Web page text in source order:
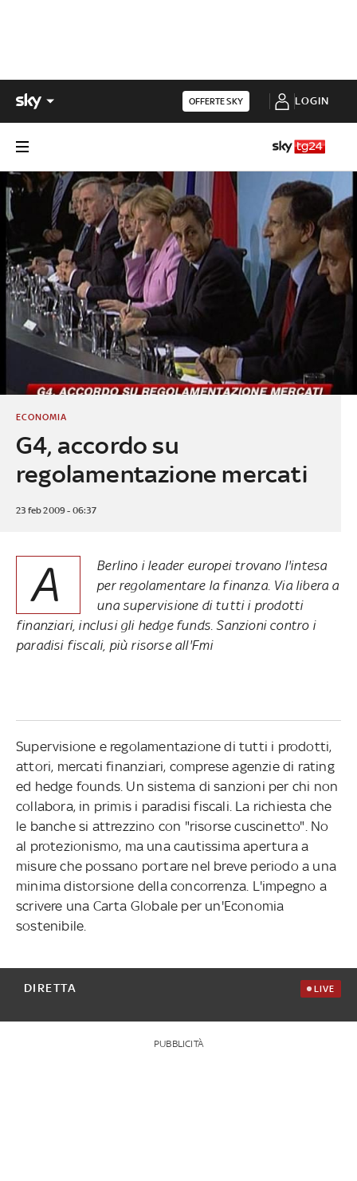
OFFERTE SKY LOGIN
G4, accordo su
regolamentazione mercati
ECONOMIA
23 feb 2009 - 06:37
A
Berlino i leader europei trovano l'intesa
per regolamentare la finanza. Via libera a
una supervisione di tutti i prodotti
finanziari, inclusi gli hedge funds. Sanzioni contro i
paradisi fiscali, più risorse all'Fmi
Supervisione e regolamentazione di tutti i prodotti,
attori, mercati finanziari, comprese agenzie di rating
ed hedge founds. Un sistema di sanzioni per chi non
collabora, in primis i paradisi fiscali. La richiesta che
le banche si attrezzino con "risorse cuscinetto". No
al protezionismo, ma una cautissima apertura a
misure che possano portare nel breve periodo a una
minima distorsione della concorrenza. L'impegno a
scrivere una Carta Globale per un'Economia
sostenibile.
DIRETTA LIVE
PUBBLICITÀ